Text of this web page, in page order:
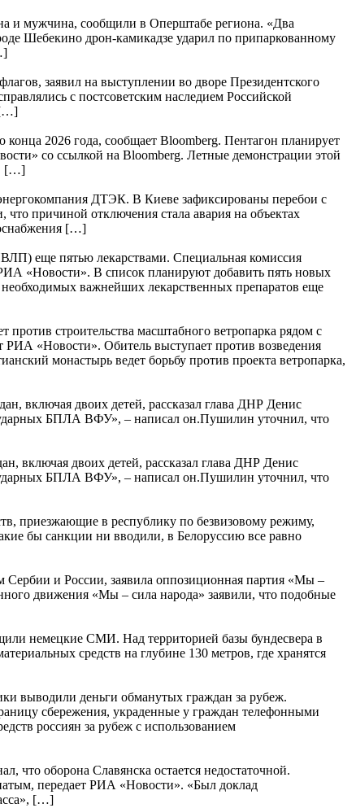
и мужчина, сообщили в Оперштабе региона. «Два
Шебекино дрон-камикадзе ударил по припаркованному
заявил на выступлении во дворе Президентского
с постсоветским наследием Российской
[…]
2026 года, сообщает Bloomberg. Пентагон планирует
со ссылкой на Bloomberg. Летные демонстрации этой
[…]
энергокомпания ДТЭК. В Киеве зафиксированы перебои с
причиной отключения стала авария на объектах
[…]
еще пятью лекарствами. Специальная комиссия
«Новости». В список планируют добавить пять новых
важнейших лекарственных препаратов еще
строительства масштабного ветропарка рядом с
«Новости». Обитель выступает против возведения
монастырь ведет борьбу против проекта ветропарка,
включая двоих детей, рассказал глава ДНР Денис
ударных БПЛА ВФУ», – написал он.Пушилин уточнил, что
включая двоих детей, рассказал глава ДНР Денис
ударных БПЛА ВФУ», – написал он.Пушилин уточнил, что
приезжающие в республику по безвизовому режиму,
бы санкции ни вводили, в Белоруссию все равно
Сербии и России, заявила оппозиционная партия «Мы –
движения «Мы – сила народа» заявили, что подобные
немецкие СМИ. Над территорией базы бундесвера в
средств на глубине 130 метров, где хранятся
выводили деньги обманутых граждан за рубеж.
сбережения, украденные у граждан телефонными
россиян за рубеж с использованием
оборона Славянска остается недостаточной.
передает РИА «Новости». «Был доклад
[…]